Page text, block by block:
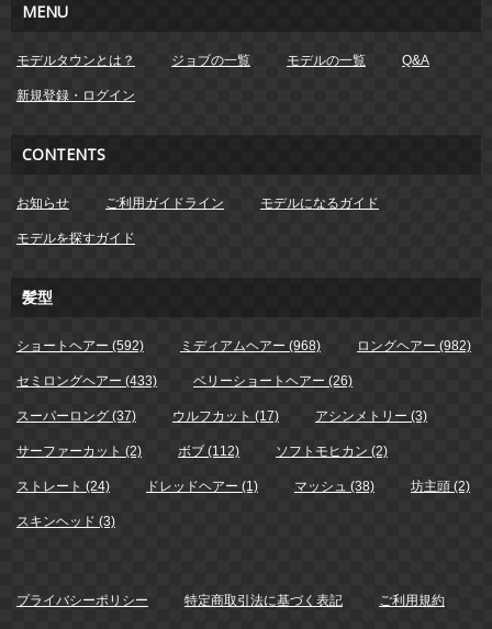
MENU
モデルタウンとは？ ジョブの一覧 モデルの一覧 Q&A
新規登録・ログイン
CONTENTS
お知らせ ご利用ガイドライン モデルになるガイド
モデルを探すガイド
髪型
ショートヘアー (592) ミディアムヘアー (968) ロングヘアー (982)
セミロングヘアー (433) ベリーショートヘアー (26)
スーパーロング (37) ウルフカット (17) アシンメトリー (3)
サーファーカット (2) ボブ (112) ソフトモヒカン (2)
ストレート (24) ドレッドヘアー (1) マッシュ (38) 坊主頭 (2)
スキンヘッド (3)
プライバシーポリシー 特定商取引法に基づく表記 ご利用規約